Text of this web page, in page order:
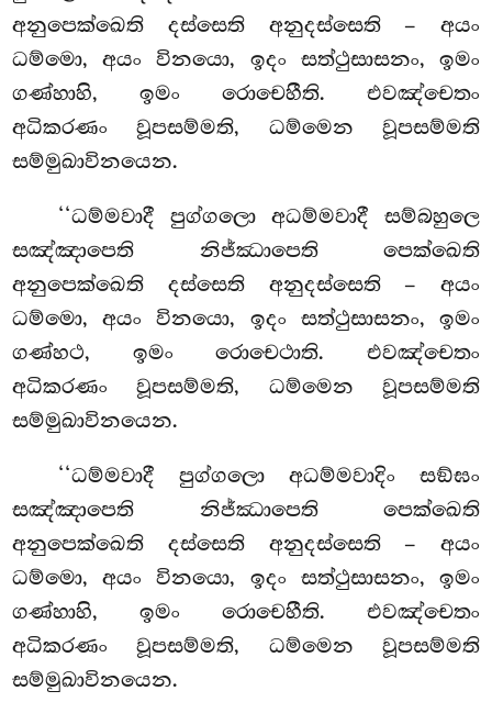
අනුපෙක්ඛෙති දස්සෙති අනුදස්සෙති – අයං
ධම්මො, අයං විනයො, ඉදං සත්ථුසාසනං, ඉමං
ගණ්හාහි, ඉමං රොචෙහීති. එවඤ්චෙතං
අධිකරණං වූපසම්මති, ධම්මෙන වූපසම්මති
සම්මුඛාවිනයෙන.
‘‘ධම්මවාදී පුග්ගලො අධම්මවාදී සම්බහුලෙ
සඤ්ඤාපෙති නිජ්ඣාපෙති පෙක්ඛෙති
අනුපෙක්ඛෙති දස්සෙති අනුදස්සෙති – අයං
ධම්මො, අයං විනයො, ඉදං සත්ථුසාසනං, ඉමං
ගණ්හථ, ඉමං රොචෙථාති. එවඤ්චෙතං
අධිකරණං වූපසම්මති, ධම්මෙන වූපසම්මති
සම්මුඛාවිනයෙන.
‘‘ධම්මවාදී පුග්ගලො අධම්මවාදිං සඞ්ඝං
සඤ්ඤාපෙති නිජ්ඣාපෙති පෙක්ඛෙති
අනුපෙක්ඛෙති දස්සෙති අනුදස්සෙති – අයං
ධම්මො, අයං විනයො, ඉදං සත්ථුසාසනං, ඉමං
ගණ්හාහි, ඉමං රොචෙහීති. එවඤ්චෙතං
අධිකරණං වූපසම්මති, ධම්මෙන වූපසම්මති
සම්මුඛාවිනයෙන.